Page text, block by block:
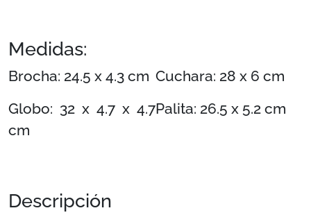
Medidas:
Brocha: 24.5 x 4.3 cm Cuchara: 28 x 6 cm
Globo: 32 x 4.7 x 4.7
cm
Palita: 26.5 x 5.2 cm
Descripción